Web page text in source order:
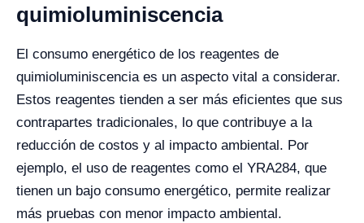
quimioluminiscencia
El consumo energético de los reagentes de
quimioluminiscencia es un aspecto vital a considerar.
Estos reagentes tienden a ser más eficientes que sus
contrapartes tradicionales, lo que contribuye a la
reducción de costos y al impacto ambiental. Por
ejemplo, el uso de reagentes como el YRA284, que
tienen un bajo consumo energético, permite realizar
más pruebas con menor impacto ambiental.